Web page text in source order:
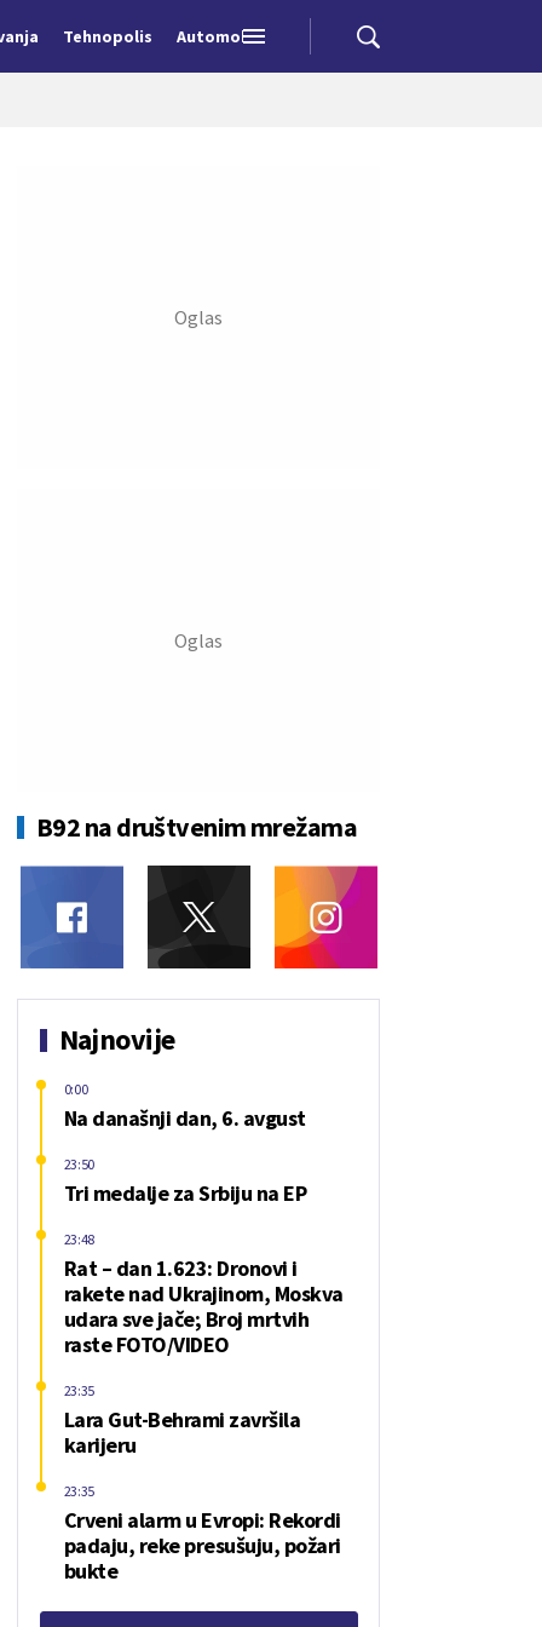
Tehnopolis Automobili
B92 na društvenim mrežama
Najnovije
Na današnji dan, 6. avgust
0:00
Tri medalje za Srbiju na EP
23:50
Rat – dan 1.623: Dronovi i
rakete nad Ukrajinom, Moskva
udara sve jače; Broj mrtvih
raste FOTO/VIDEO
23:48
Lara Gut-Behrami završila
karijeru
23:35
Crveni alarm u Evropi: Rekordi
padaju, reke presušuju, požari
bukte
23:35